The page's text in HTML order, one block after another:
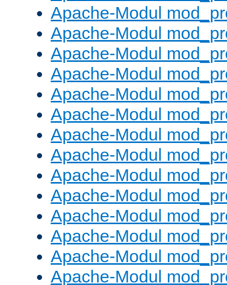
Apache-Modul
Apache-Modul
Apache-Modul
Apache-Modul
Apache-Modul
Apache-Modul
Apache-Modul
Apache-Modul
Apache-Modul
Apache-Modul
Apache-Modul
Apache-Modul
Apache-Modul
Apache-Modul